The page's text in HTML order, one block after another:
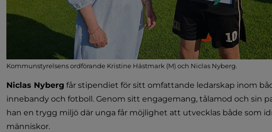
Kommunstyrelsens ordförande Kristine Hästmark (M) och Niclas Nyberg.
Niclas Nyberg får stipendiet för sitt omfattande ledarskap inom
innebandy och fotboll. Genom sitt engagemang, tålamod och sin
han en trygg miljö där unga får möjlighet att utvecklas både som
människor.